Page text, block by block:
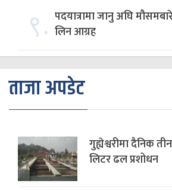
९. पदयात्रामा जानु अघि
लिन आग्रह
ताजा अपडेट
गुह्येश्वरीमा दैनिक
लिटर ढल प्रशोधन